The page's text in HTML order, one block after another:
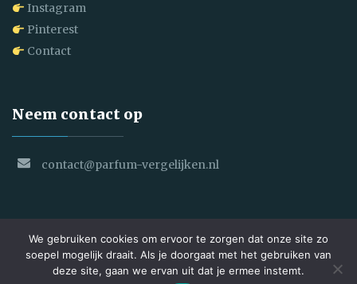
Instagram
Pinterest
Contact
Neem contact op
contact@parfum-vergelijken.nl
Copyright © 2025 Parfum Vergelijken. All Rights Reserved
We gebruiken cookies om ervoor te zorgen dat onze site zo
soepel mogelijk draait. Als je doorgaat met het gebruiken van
deze site, gaan we ervan uit dat je ermee instemt.